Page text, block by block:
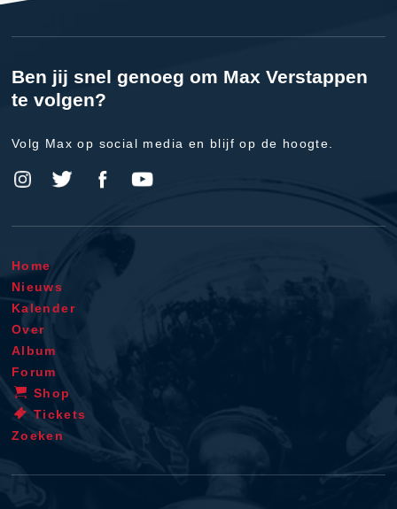
Ben jij snel genoeg om Max Verstappen
te volgen?
Volg Max op social media en blijf op de hoogte.
Home
Nieuws
Kalender
Over
Album
Forum
Shop
Tickets
Zoeken